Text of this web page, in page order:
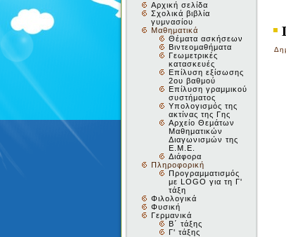
Αρχική σελίδα
Σχολικά βιβλία
γυμνασίου
Μαθηματικά
Θέματα ασκήσεων
Βιντεομαθήματα
Γεωμετρικές
κατασκευές
Επίλυση εξίσωσης
2ου βαθμού
Επίλυση γραμμικού
συστήματος
Υπολογισμός της
ακτίνας της Γης
Αρχείο Θεμάτων
Μαθηματικών
Διαγωνισμών της
Ε.Μ.Ε.
Διάφορα
Πληροφορική
Προγραμματισμός
με LOGO για τη Γ'
τάξη
Φιλολογικά
Φυσική
Γερμανικά
Β΄ τάξης
Γ' τάξης